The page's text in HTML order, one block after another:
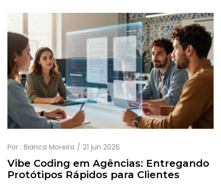
Por : Bianca Moreira 21 jun 2026
Vibe Coding em Agências: Entregando
Protótipos Rápidos para Clientes